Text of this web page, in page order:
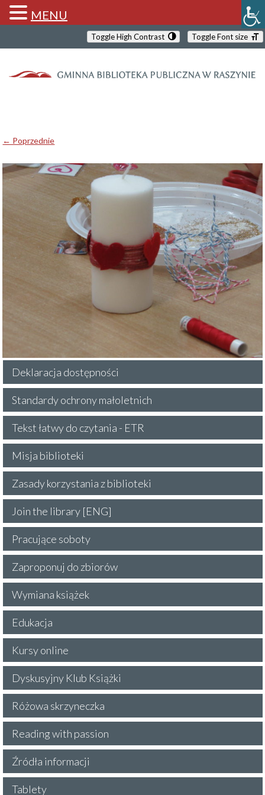
Toggle High Contrast Toggle Font size
← Poprzednie
Deklaracja dostępności
Standardy ochrony małoletnich
Tekst łatwy do czytania - ETR
Misja biblioteki
Zasady korzystania z biblioteki
Join the library [ENG]
Pracujące soboty
Zaproponuj do zbiorów
Wymiana książek
Edukacja
Kursy online
Dyskusyjny Klub Książki
Różowa skrzyneczka
Reading with passion
Źródła informacji
Tablety
MENU